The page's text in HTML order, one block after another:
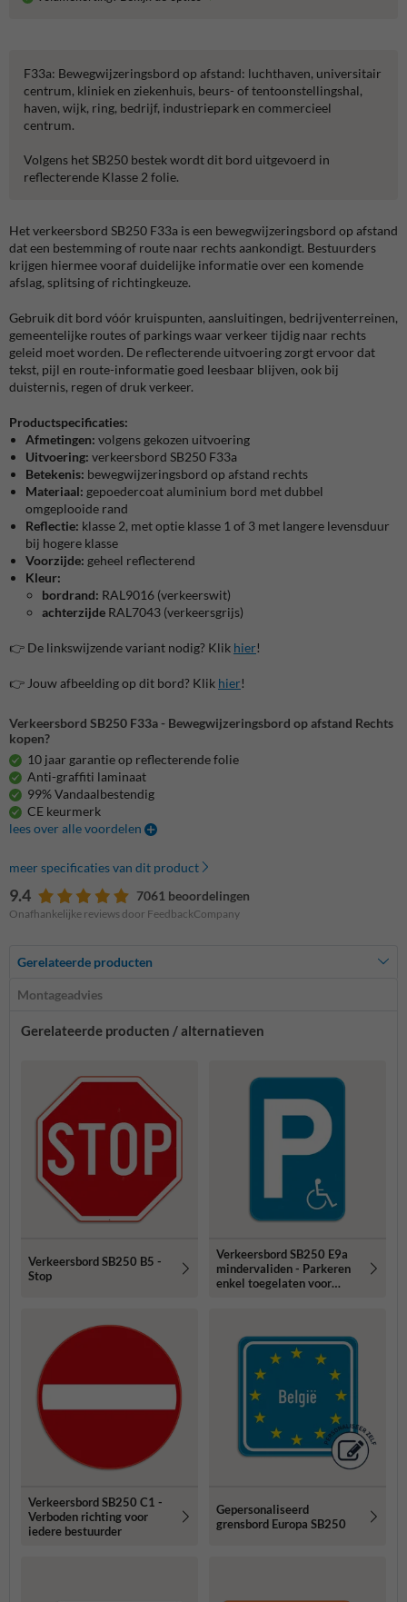
F33a: Bewegwijzeringsbord op afstand: luchthaven, universitair
centrum, kliniek en ziekenhuis, beurs- of tentoonstellingshal,
haven, wijk, ring, bedrijf, industriepark en commercieel
centrum.
Volgens het SB250 bestek wordt dit bord uitgevoerd in
reflecterende Klasse 2 folie.
Het verkeersbord SB250 F33a is een bewegwijzeringsbord op afstand
dat een bestemming of route naar rechts aankondigt. Bestuurders
krijgen hiermee vooraf duidelijke informatie over een komende
afslag, splitsing of richtingkeuze.
Gebruik dit bord vóór kruispunten, aansluitingen, bedrijventerreinen,
gemeentelijke routes of parkings waar verkeer tijdig naar rechts
geleid moet worden. De reflecterende uitvoering zorgt ervoor dat
tekst, pijl en route-informatie goed leesbaar blijven, ook bij
duisternis, regen of druk verkeer.
Productspecificaties:
Afmetingen: volgens gekozen uitvoering
Uitvoering: verkeersbord SB250 F33a
Betekenis: bewegwijzeringsbord op afstand rechts
Materiaal: gepoedercoat aluminium bord met dubbel
omgeplooide rand
Reflectie: klasse 2, met optie klasse 1 of 3 met langere levensduur
bij hogere klasse
Voorzijde: geheel reflecterend
Kleur:
bordrand: RAL9016 (verkeerswit)
achterzijde RAL7043 (verkeersgrijs)
👉 De linkswijzende variant nodig? Klik hier!
👉 Jouw afbeelding op dit bord? Klik hier!
Verkeersbord SB250 F33a - Bewegwijzeringsbord op afstand Rechts
kopen?
10 jaar garantie op reflecterende folie
Anti-graffiti laminaat
99% Vandaalbestendig
CE keurmerk
lees over alle voordelen
meer specificaties van dit product
9.4 7061 beoordelingen
Onafhankelijke reviews door FeedbackCompany
Gerelateerde producten
Montageadvies
Gerelateerde producten / alternatieven
Verkeersbord SB250 B5 -
Stop
Verkeersbord SB250 E9a
mindervaliden - Parkeren
enkel toegelaten voor
Verkeersbord SB250 C1 -
Verboden richting voor
iedere bestuurder
Gepersonaliseerd
grensbord Europa SB250